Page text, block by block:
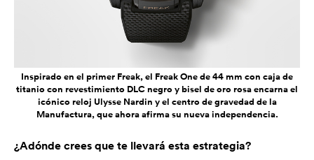
Inspirado en el primer Freak, el Freak One de 44 mm con caja de
titanio con revestimiento DLC negro y bisel de oro rosa encarna el
icónico reloj Ulysse Nardin y el centro de gravedad de la
Manufactura, que ahora afirma su nueva independencia.
¿Adónde crees que te llevará esta estrategia?